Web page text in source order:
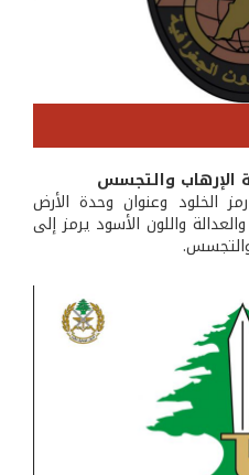
الإرهاب والتجسس
الخلود وعنوان وحدة الأرض
واللون الأسود يرمز إلى